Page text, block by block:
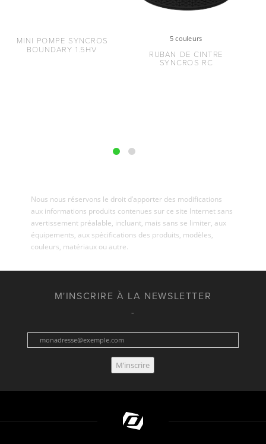
MINI POMPE SYNCROS
BOUNDARY 1.5HV
5 couleurs
RUBAN DE CINTRE
SYNCROS RC
Nous nous réservons le droit d’apporter des modifications
aux informations produits contenues sur ce site Internet sans
avertissement préalable, incluant, mais sans se limiter, aux
équipements, aux spécifications des produits, modèles,
couleurs, matériaux ou autre.
M'INSCRIRE À LA NEWSLETTER
M’inscrire